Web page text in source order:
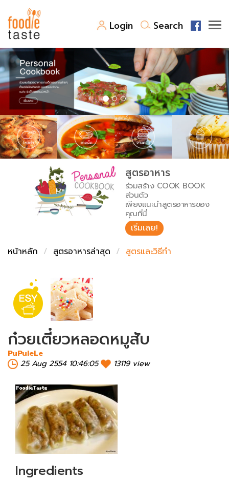
Login Search
สูตรอาหาร
สูตรอาหารล่าสุด
Top Foodie
พาไปชิม
สารพันก้นครัว
เคล็ดลับน่ารู้
เปรียบเทียบหน่วยการตวง
เปรียบเทียบอุณหภูมิ
เปรียบเทียบน้ำหนักวัตถุดิบ
FoodPedia
สร้าง Cookbook
สูตรอาหาร
ร่วมสร้าง COOK BOOK
ส่วนตัว
เพียงแนะนำสูตรอาหารของ
คุณที่นี่
เริ่มเลย!
หน้าหลัก
สูตรอาหารล่าสุด สูตรและวิธีทำ
ก๋วยเตี๋ยวหลอดหมูสับ
PuPuleLe
25 Aug 2554 10:46:05
13119 view
Ingredients